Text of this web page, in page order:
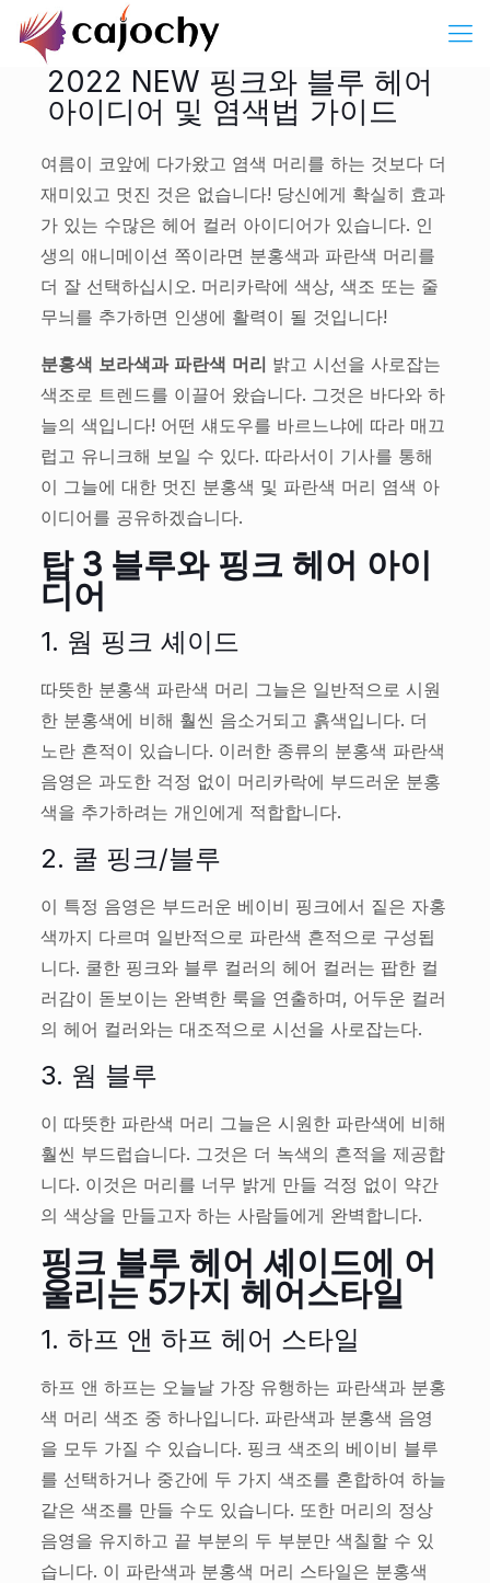
2022 NEW 핑크와 블루 헤어
아이디어 및 염색법 가이드
여름이 코앞에 다가왔고 염색 머리를 하는 것보다 더
재미있고 멋진 것은 없습니다! 당신에게 확실히 효과
가 있는 수많은 헤어 컬러 아이디어가 있습니다. 인
생의 애니메이션 쪽이라면 분홍색과 파란색 머리를
더 잘 선택하십시오. 머리카락에 색상, 색조 또는 줄
무늬를 추가하면 인생에 활력이 될 것입니다!
분홍색 보라색과 파란색 머리 밝고 시선을 사로잡는
색조로 트렌드를 이끌어 왔습니다. 그것은 바다와 하
늘의 색입니다! 어떤 섀도우를 바르느냐에 따라 매끄
럽고 유니크해 보일 수 있다. 따라서이 기사를 통해
이 그늘에 대한 멋진 분홍색 및 파란색 머리 염색 아
이디어를 공유하겠습니다.
탑 3 블루와 핑크 헤어 아이
디어
1. 웜 핑크 셰이드
따뜻한 분홍색 파란색 머리 그늘은 일반적으로 시원
한 분홍색에 비해 훨씬 음소거되고 흙색입니다. 더
노란 흔적이 있습니다. 이러한 종류의 분홍색 파란색
음영은 과도한 걱정 없이 머리카락에 부드러운 분홍
색을 추가하려는 개인에게 적합합니다.
2. 쿨 핑크/블루
이 특정 음영은 부드러운 베이비 핑크에서 짙은 자홍
색까지 다르며 일반적으로 파란색 흔적으로 구성됩
니다. 쿨한 핑크와 블루 컬러의 헤어 컬러는 팝한 컬
러감이 돋보이는 완벽한 룩을 연출하며, 어두운 컬러
의 헤어 컬러와는 대조적으로 시선을 사로잡는다.
3. 웜 블루
이 따뜻한 파란색 머리 그늘은 시원한 파란색에 비해
훨씬 부드럽습니다. 그것은 더 녹색의 흔적을 제공합
니다. 이것은 머리를 너무 밝게 만들 걱정 없이 약간
의 색상을 만들고자 하는 사람들에게 완벽합니다.
핑크 블루 헤어 셰이드에 어
울리는 5가지 헤어스타일
1. 하프 앤 하프 헤어 스타일
하프 앤 하프는 오늘날 가장 유행하는 파란색과 분홍
색 머리 색조 중 하나입니다. 파란색과 분홍색 음영
을 모두 가질 수 있습니다. 핑크 색조의 베이비 블루
를 선택하거나 중간에 두 가지 색조를 혼합하여 하늘
같은 색조를 만들 수도 있습니다. 또한 머리의 정상
음영을 유지하고 끝 부분의 두 부분만 색칠할 수 있
습니다. 이 파란색과 분홍색 머리 스타일은 분홍색